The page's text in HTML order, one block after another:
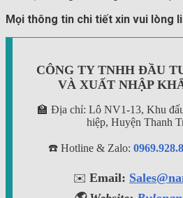
Mọi thông tin chi tiết xin vui lòng
CÔNG TY TNHH ĐẦU
VÀ XUẤT NHẬP
🏫 Địa chỉ: Lô NV1-13, Khu
hiệp, Huyện Thanh
☎️ Hotline & Zalo:
✉️ Email: